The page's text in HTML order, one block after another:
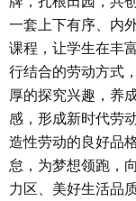
一套上下有序、内
课程，让学生在丰
行结合的劳动方式
厚的探究兴趣，养
感，形成新时代劳
造性劳动的良好品
怠，为梦想领跑，
力区、美好生活品